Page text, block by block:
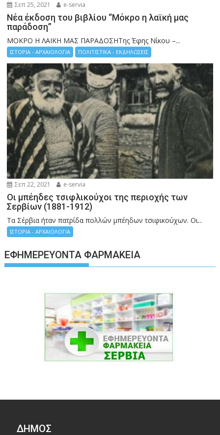
Σεπ 25, 2021 e-servia
Νέα έκδοση του βιβλίου “Μόκρο η λαϊκή μας
παράδοση”
ΜΟΚΡΟ Η ΛΑΙΚΗ ΜΑΣ ΠΑΡΑΔΟΣΗΤης Έφης Νίκου –...
ΙΣΤΟΡΙΑ - ΑΡΧΑΙΟΛΟΓΙΑ ΠΟΛΙΤΙΣΤΙΚΑ - ΕΚΔΗΛΩΣΕΙΣ
Σεπ 22, 2021 e-servia
Οι μπέηδες τσιφλικούχοι της περιοχής των
Σερβίων (1881-1912)
Τα Σέρβια ήταν πατρίδα πολλών μπέηδων τσιφικούχων. Οι...
ΙΣΤΟΡΙΑ - ΑΡΧΑΙΟΛΟΓΙΑ
ΕΦΗΜΕΡΕΎΟΝΤΑ ΦΑΡΜΑΚΕΊΑ
ΔΉΜΟΣ